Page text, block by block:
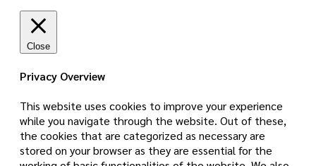
Close
Privacy Overview
This website uses cookies to improve your experience
while you navigate through the website. Out of these,
the cookies that are categorized as necessary are
stored on your browser as they are essential for the